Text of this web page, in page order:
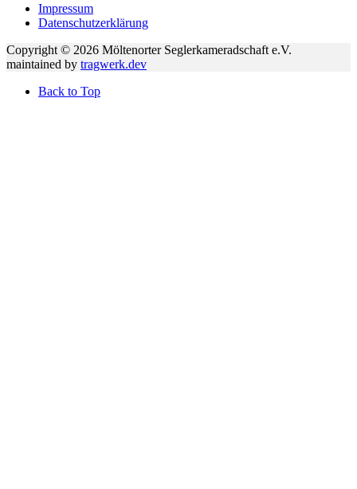
Impressum
Datenschutzerklärung
Copyright © 2026 Möltenorter Seglerkameradschaft e.V.
maintained by tragwerk.dev
Back to Top